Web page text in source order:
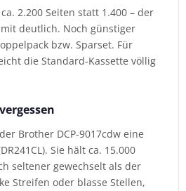
2.200 Seiten statt 1.400 – der
deutlich. Noch günstiger
bzw. Sparset. Für
die Standard-Kassette völlig
Brother DCP-9017cdw eine
Sie hält ca. 15.000
seltener gewechselt als der
Streifen oder blasse Stellen,